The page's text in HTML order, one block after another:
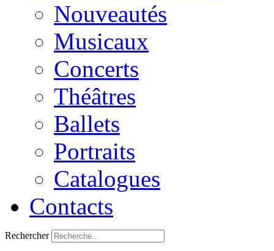
Nouveautés
Musicaux
Concerts
Théâtres
Ballets
Portraits
Catalogues
Contacts
Rechercher